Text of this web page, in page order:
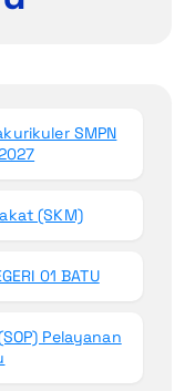
SMPN
(SKM)
01 BATU
Pelayanan